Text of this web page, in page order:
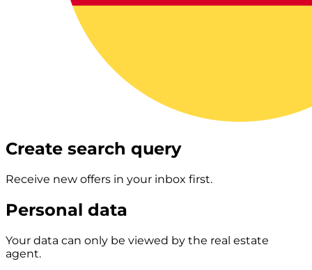
Create search query
Receive new offers in your inbox first.
Personal data
Your data can only be viewed by the real estate
agent.